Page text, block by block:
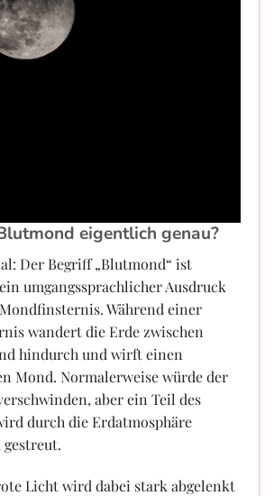
eigentlich genau?
Der Begriff „Blutmond“ ist
umgangssprachlicher Ausdruck
Während einer
wandert die Erde zwischen
hindurch und wirft einen
Mond. Normalerweise würde der
aber ein Teil des
durch die Erdatmosphäre
Licht wird dabei stark abgelenkt